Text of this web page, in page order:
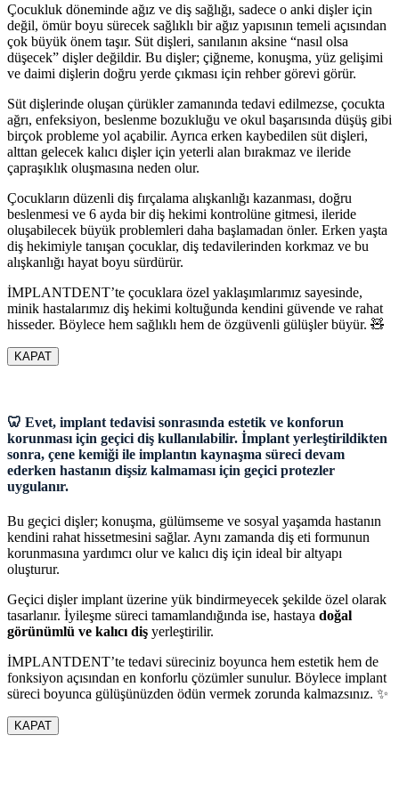
Çocukluk döneminde ağız ve diş sağlığı, sadece o anki dişler için
değil, ömür boyu sürecek sağlıklı bir ağız yapısının temeli açısından
çok büyük önem taşır. Süt dişleri, sanılanın aksine “nasıl olsa
düşecek” dişler değildir. Bu dişler; çiğneme, konuşma, yüz gelişimi
ve daimi dişlerin doğru yerde çıkması için rehber görevi görür.
Süt dişlerinde oluşan çürükler zamanında tedavi edilmezse, çocukta
ağrı, enfeksiyon, beslenme bozukluğu ve okul başarısında düşüş gibi
birçok probleme yol açabilir. Ayrıca erken kaybedilen süt dişleri,
alttan gelecek kalıcı dişler için yeterli alan bırakmaz ve ileride
çapraşıklık oluşmasına neden olur.
Çocukların düzenli diş fırçalama alışkanlığı kazanması, doğru
beslenmesi ve 6 ayda bir diş hekimi kontrolüne gitmesi, ileride
oluşabilecek büyük problemleri daha başlamadan önler. Erken yaşta
diş hekimiyle tanışan çocuklar, diş tedavilerinden korkmaz ve bu
alışkanlığı hayat boyu sürdürür.
İMPLANTDENT’te çocuklara özel yaklaşımlarımız sayesinde,
minik hastalarımız diş hekimi koltuğunda kendini güvende ve rahat
hisseder. Böylece hem sağlıklı hem de özgüvenli gülüşler büyür. 🧸
KAPAT
🦷 Evet, implant tedavisi sonrasında estetik ve konforun
korunması için geçici diş kullanılabilir. İmplant yerleştirildikten
sonra, çene kemiği ile implantın kaynaşma süreci devam
ederken hastanın dişsiz kalmaması için geçici protezler
uygulanır.
Bu geçici dişler; konuşma, gülümseme ve sosyal yaşamda hastanın
kendini rahat hissetmesini sağlar. Aynı zamanda diş eti formunun
korunmasına yardımcı olur ve kalıcı diş için ideal bir altyapı
oluşturur.
Geçici dişler implant üzerine yük bindirmeyecek şekilde özel olarak
tasarlanır. İyileşme süreci tamamlandığında ise, hastaya doğal
görünümlü ve kalıcı diş yerleştirilir.
İMPLANTDENT’te tedavi süreciniz boyunca hem estetik hem de
fonksiyon açısından en konforlu çözümler sunulur. Böylece implant
süreci boyunca gülüşünüzden ödün vermek zorunda kalmazsınız. ✨
KAPAT